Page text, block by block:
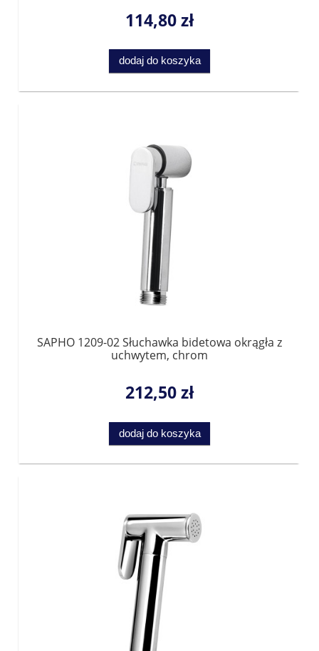
114,80 zł
dodaj do koszyka
SAPHO 1209-02 Słuchawka bidetowa okrągła z
uchwytem, chrom
212,50 zł
dodaj do koszyka